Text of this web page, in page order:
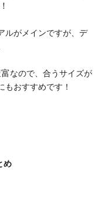
ルがメインですが、デ
なので、合うサイズが
もおすすめです！
め